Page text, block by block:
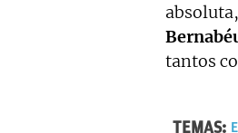
tantos
TEMAS: